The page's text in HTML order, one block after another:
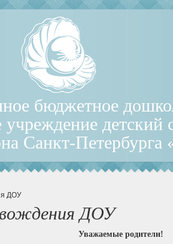
ДОУ
ДОУ
Уважаемые родители!
бюджетное
учреждение
Санкт-